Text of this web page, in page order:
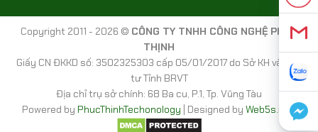
Copyright 2011 - 2026 © CÔNG TY TNHH CÔNG NGHỆ PHÚC
THỊNH
Giấy CN ĐKKD số: 3502325303 cấp 05/01/2017 do Sở KH và Đầu
tư Tỉnh BRVT
Địa chỉ trụ sở chính: 68 Ba cu, P.1, Tp. Vũng Tàu
Powered by PhucThinhTechonology | Designed by Web5s.net|